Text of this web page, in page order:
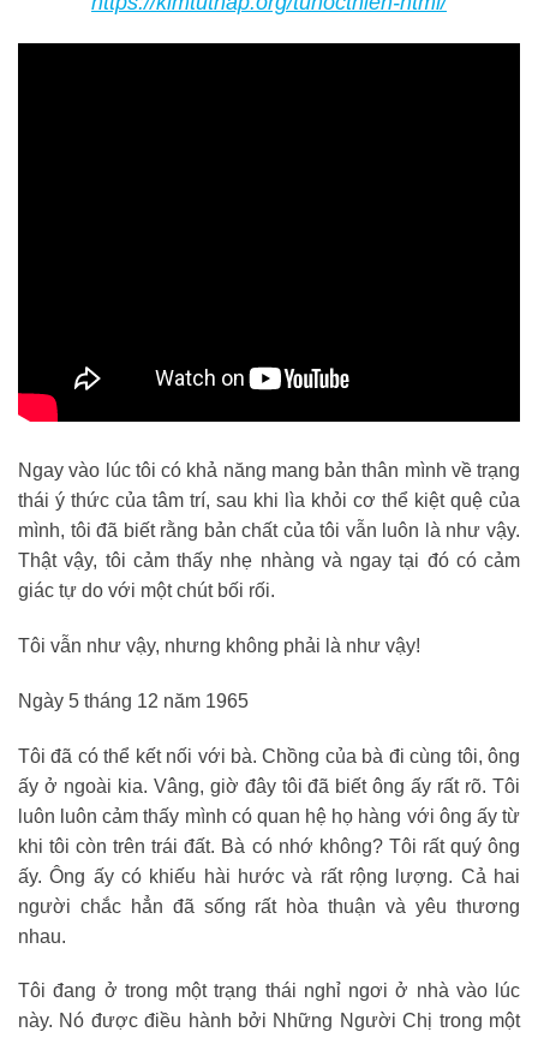
Ngay vào lúc tôi có khả năng mang bản thân mình về trạng
thái ý thức của tâm trí, sau khi lìa khỏi cơ thể kiệt quệ của
mình, tôi đã biết rằng bản chất của tôi vẫn luôn là như vậy.
Thật vậy, tôi cảm thấy nhẹ nhàng và ngay tại đó có cảm
giác tự do với một chút bối rối.
Tôi vẫn như vậy, nhưng không phải là như vậy!
Ngày 5 tháng 12 năm 1965
Tôi đã có thể kết nối với bà. Chồng của bà đi cùng tôi, ông
ấy ở ngoài kia. Vâng, giờ đây tôi đã biết ông ấy rất rõ. Tôi
luôn luôn cảm thấy mình có quan hệ họ hàng với ông ấy từ
khi tôi còn trên trái đất. Bà có nhớ không? Tôi rất quý ông
ấy. Ông ấy có khiếu hài hước và rất rộng lượng. Cả hai
người chắc hẳn đã sống rất hòa thuận và yêu thương
nhau.
Tôi đang ở trong một trạng thái nghỉ ngơi ở nhà vào lúc
này. Nó được điều hành bởi Những Người Chị trong một